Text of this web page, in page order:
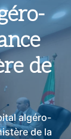
de
algéro-
de la